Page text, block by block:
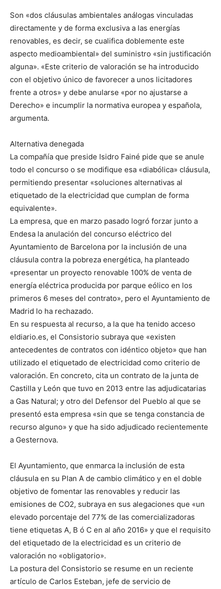
Son «dos cláusulas ambientales análogas vinculadas
directamente y de forma exclusiva a las energías
renovables, es decir, se cualifica doblemente este
aspecto medioambiental» del suministro «sin justificación
alguna». «Este criterio de valoración se ha introducido
con el objetivo único de favorecer a unos licitadores
frente a otros» y debe anularse «por no ajustarse a
Derecho» e incumplir la normativa europea y española,
argumenta.
Alternativa denegada
La compañía que preside Isidro Fainé pide que se anule
todo el concurso o se modifique esa «diabólica» cláusula,
permitiendo presentar «soluciones alternativas al
etiquetado de la electricidad que cumplan de forma
equivalente».
La empresa, que en marzo pasado logró forzar junto a
Endesa la anulación del concurso eléctrico del
Ayuntamiento de Barcelona por la inclusión de una
cláusula contra la pobreza energética, ha planteado
«presentar un proyecto renovable 100% de venta de
energía eléctrica producida por parque eólico en los
primeros 6 meses del contrato», pero el Ayuntamiento de
Madrid lo ha rechazado.
En su respuesta al recurso, a la que ha tenido acceso
eldiario.es, el Consistorio subraya que «existen
antecedentes de contratos con idéntico objeto» que han
utilizado el etiquetado de electricidad como criterio de
valoración. En concreto, cita un contrato de la junta de
Castilla y León que tuvo en 2013 entre las adjudicatarias
a Gas Natural; y otro del Defensor del Pueblo al que se
presentó esta empresa «sin que se tenga constancia de
recurso alguno» y que ha sido adjudicado recientemente
a Gesternova.
El Ayuntamiento, que enmarca la inclusión de esta
cláusula en su Plan A de cambio climático y en el doble
objetivo de fomentar las renovables y reducir las
emisiones de CO2, subraya en sus alegaciones que «un
elevado porcentaje del 77% de las comercializadoras
tiene etiquetas A, B ó C en al año 2016» y que el requisito
del etiquetado de la electricidad es un criterio de
valoración no «obligatorio».
La postura del Consistorio se resume en un reciente
artículo de Carlos Esteban, jefe de servicio de